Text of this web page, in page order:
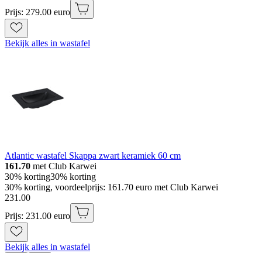
Prijs: 279.00 euro
Bekijk alles in wastafel
Atlantic wastafel Skappa zwart keramiek 60 cm
161.70 met Club Karwei
30% korting30% korting
30% korting, voordeelprijs: 161.70 euro met Club Karwei
231 .00
Prijs: 231.00 euro
Bekijk alles in wastafel